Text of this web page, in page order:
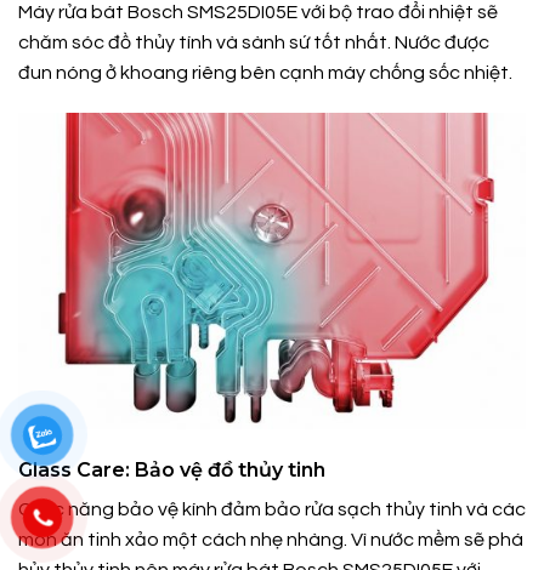
Máy rửa bát Bosch SMS25DI05E với bộ trao đổi nhiệt sẽ
chăm sóc đồ thủy tính và sành sứ tốt nhất. Nước được
đun nóng ở khoang riêng bên cạnh máy chống sốc nhiệt.
Glass Care: Bảo vệ đồ thủy tinh
Chức năng bảo vệ kính đảm bảo rửa sạch thủy tinh và các
món ăn tinh xảo một cách nhẹ nhàng. Vì nước mềm sẽ phá